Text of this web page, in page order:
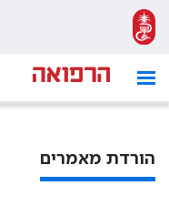
הורדת מאמרים